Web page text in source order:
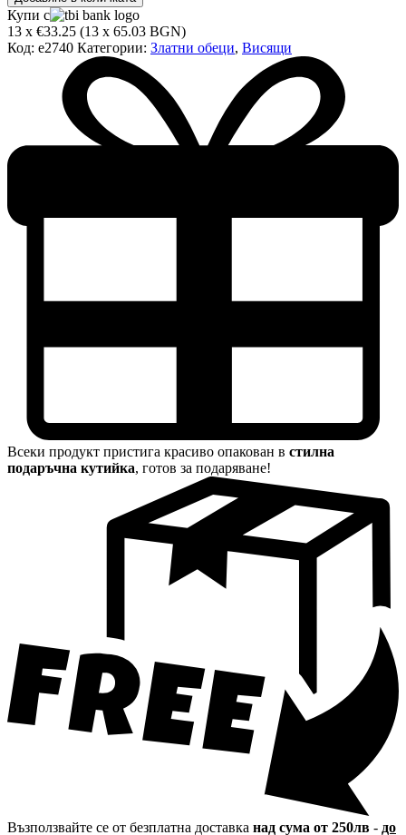
за
Златни
обеци
Купи с
13 x €33.25 (13 x 65.03 BGN)
Код: e2740 Категории: Златни обеци, Висящи
Всеки продукт пристига красиво опакован в стилна
подаръчна кутийка, готов за подаряване!
Възползвайте се от безплатна доставка над сума от 250лв - до